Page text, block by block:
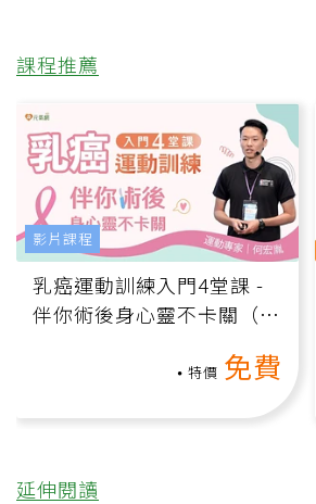
課程推薦
乳癌運動訓練入門4堂課 -
伴你術後身心靈不卡關（線
特價 免費
影片課程
延伸閱讀